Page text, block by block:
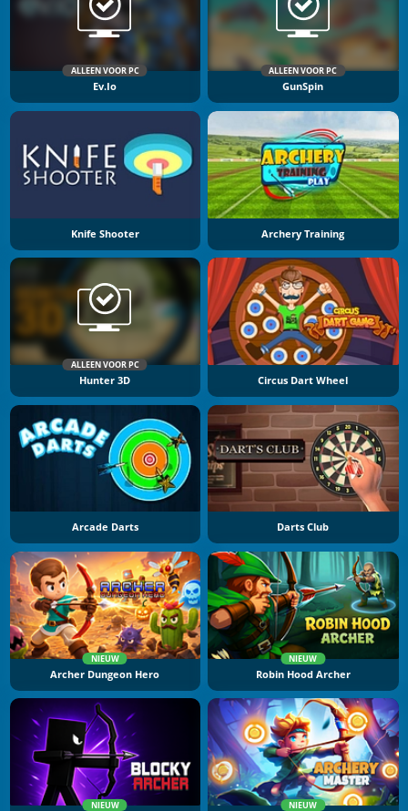
ALLEEN VOOR PC
Ev.io
ALLEEN VOOR PC
GunSpin
Knife Shooter Archery Training
ALLEEN VOOR PC
Hunter 3D Circus Dart Wheel
Arcade Darts Darts Club
NIEUW
Archer Dungeon Hero
NIEUW
Robin Hood Archer
NIEUW NIEUW